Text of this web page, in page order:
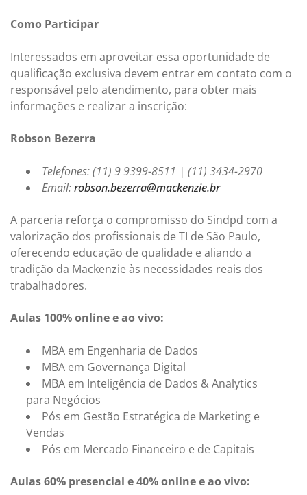
Como Participar
Interessados em aproveitar essa oportunidade de
qualificação exclusiva devem entrar em contato com o
responsável pelo atendimento, para obter mais
informações e realizar a inscrição:
Robson Bezerra
Telefones: (11) 9 9399-8511 | (11) 3434-2970
Email:robson.bezerra@mackenzie.br
A parceria reforça o compromisso do Sindpd com a
valorização dos profissionais de TI de São Paulo,
oferecendo educação de qualidade e aliando a
tradição da Mackenzie às necessidades reais dos
trabalhadores.
Aulas 100% online e ao vivo:
MBA em Engenharia de Dados
MBA em Governança Digital
MBA em Inteligência de Dados & Analytics
para Negócios
Pós em Gestão Estratégica de Marketing e
Vendas
Pós em Mercado Financeiro e de Capitais
Aulas 60% presencial e 40% online e ao vivo: